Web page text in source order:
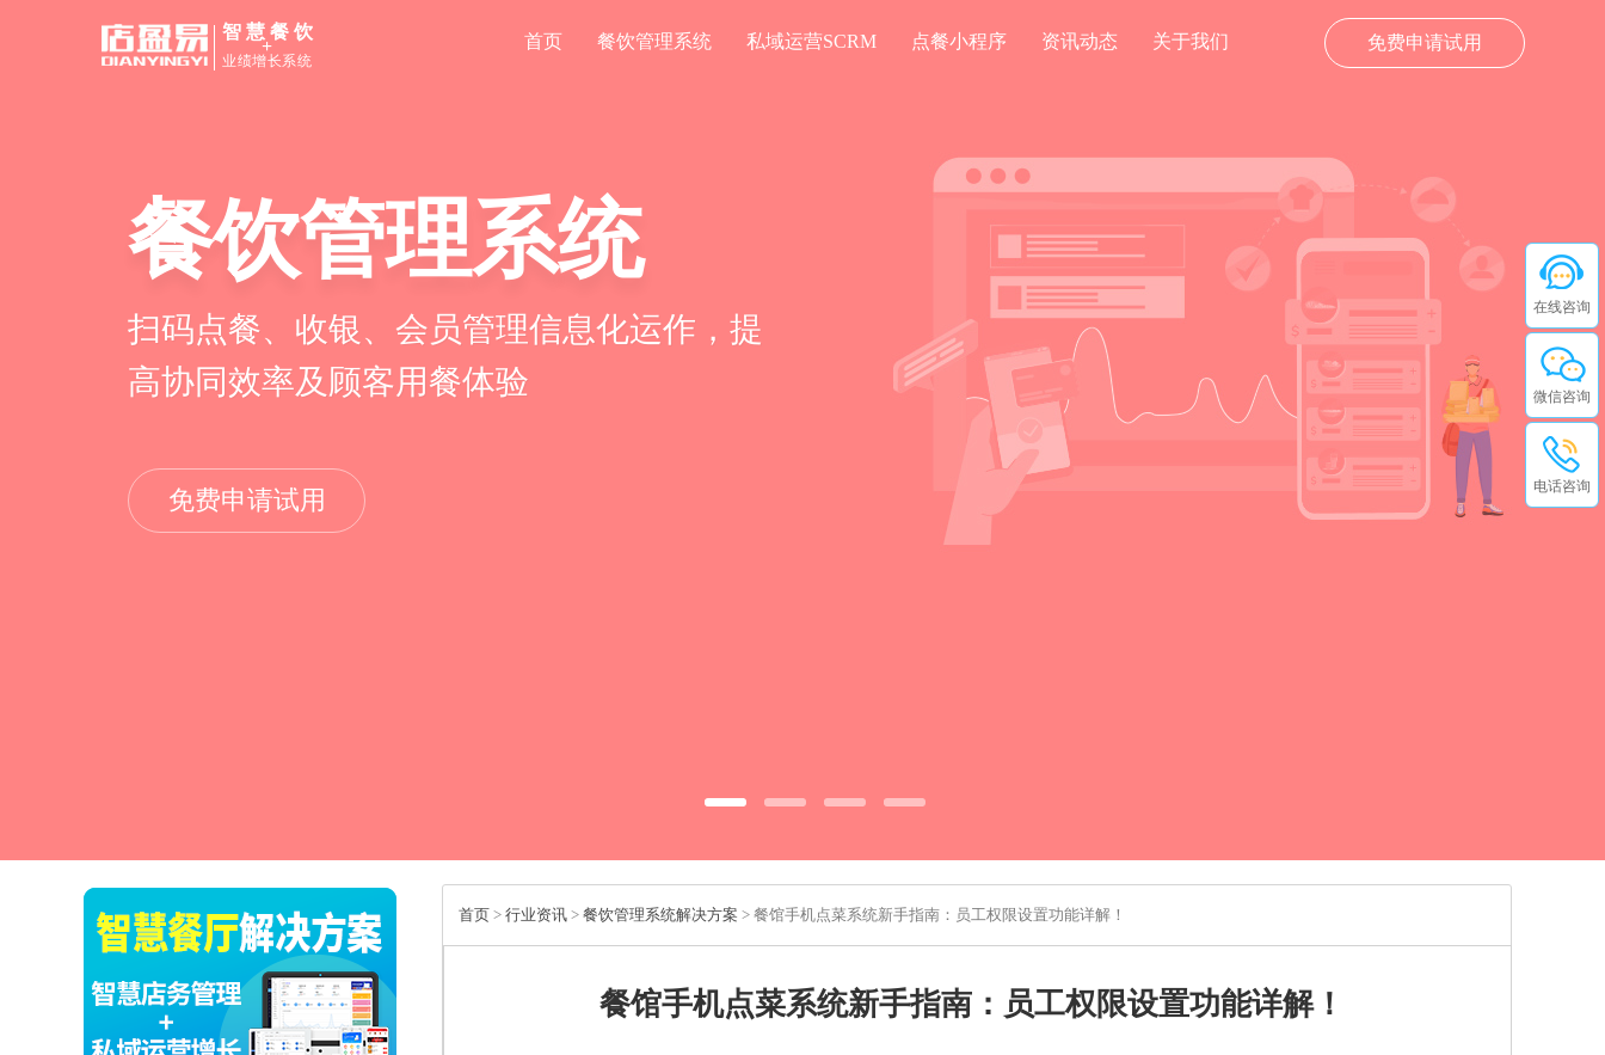
免费申请试用
智慧餐饮
+
业绩增长系统
首页 餐饮管理系统 私域运营SCRM 点餐小程序 资讯动态 关于我们
餐饮管理系统
扫码点餐、收银、会员管理信息化运作，提
高协同效率及顾客用餐体验
免费申请试用
首页 > 行业资讯 > 餐饮管理系统解决方案 > 餐馆手机点菜系统新手指南：员工权限设置功能详解！
餐馆手机点菜系统新手指南：员工权限设置功能详解！
在线咨询
微信咨询
电话咨询